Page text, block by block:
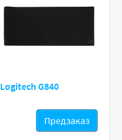
Logitech G840
Предзаказ